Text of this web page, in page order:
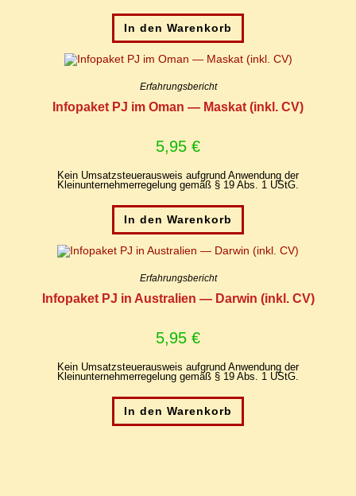
In den Warenkorb
Erfahrungsbericht
In­fo­pa­ket PJ im Oman — Mas­kat (inkl. CV)
5,95 €
Kein Umsatzsteuerausweis aufgrund Anwendung der
Kleinunternehmerregelung gemäß § 19 Abs. 1 UStG.
In den Warenkorb
Erfahrungsbericht
In­fo­pa­ket PJ in Aus­tra­li­en — Dar­win (inkl. CV)
5,95 €
Kein Umsatzsteuerausweis aufgrund Anwendung der
Kleinunternehmerregelung gemäß § 19 Abs. 1 UStG.
In den Warenkorb